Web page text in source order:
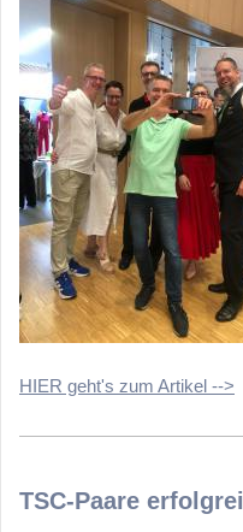
HIER geht's zum Artikel -->
TSC-Paare